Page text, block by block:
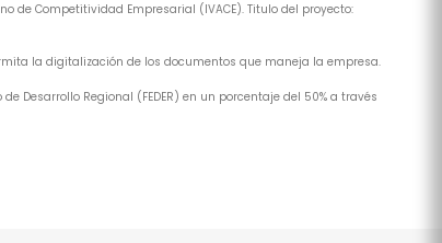
de Competitividad Empresarial (IVACE). Titulo del proyecto:
la digitalización de los documentos que maneja la empresa.
Desarrollo Regional (FEDER) en un porcentaje del 50% a través